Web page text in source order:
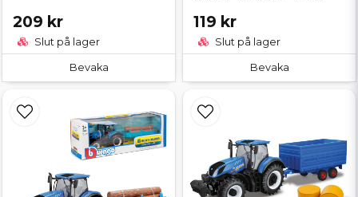
209 kr
Slut på lager
Bevaka
119 kr
Slut på lager
Bevaka